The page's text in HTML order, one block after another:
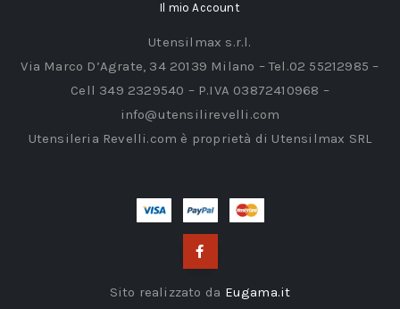
Il mio Account
Utensilmax s.r.l.
Via Marco D’Agrate, 34 20139 Milano – Tel.02 55212985 –
Cell 349 2329540 – P.IVA 03872410968 –
info@utensilirevelli.com
Utensileria Revelli.com è proprietà di Utensilmax SRL
Sito realizzato da Eugama.it